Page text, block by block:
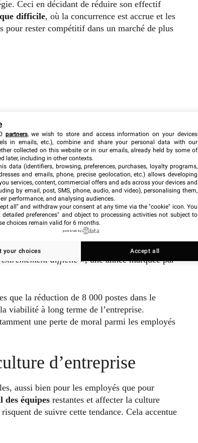
Ceci en décidant de réduire son effectif
difficile, où la concurrence est accrue et les
rester compétitif dans un marché de plus
aux défis actuelset futurs. Le groupe a
ses opérations aux
nouvelles tendances
extrêmement difficile », une année marquée par
que la réduction de 8 000 postes dans le
viabilité à long terme de l’entreprise.
une perte de moral parmi les employés
d’entreprise
aussi bien pour les employés que pour
des équipes restantes et affecter la culture
de suivre cette tendance. Cela accentue
partners, we wish to store and access information on your devices
in emails, etc.), combine and share your personal data with our
collected on this website or in our emails, already held by some of
later, including in other contexts.
data (identifiers, browsing, preferences, purchases, loyalty programs,
and emails, phone, precise geolocation, etc.) allows developing
services, content, commercial offers and ads across your devices and
by email, post, SMS, phone, audio, and video), personalising them,
performance, and analysing audiences.
all" and withdraw your consent at any time via the "cookie" icon. You
detailed preferences" and object to processing activities not subject to
choices remain valid for 6 months.
powered by
your choices Accept all